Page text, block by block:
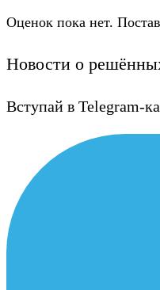
Оценок пока нет.
Новости о
Вступай в Telegram-